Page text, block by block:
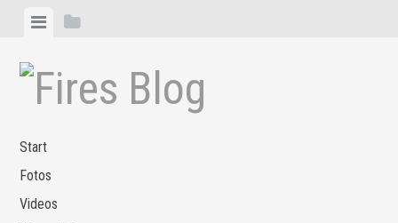
Zum
springen
MenüSeitenleiste
Start
Fotos
Videos